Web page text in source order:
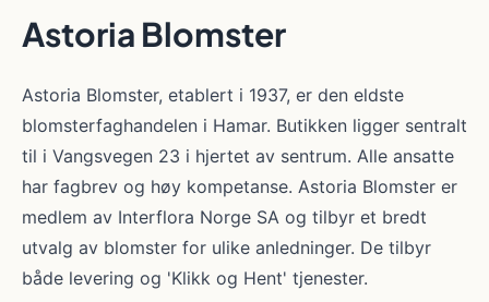
Astoria Blomster
Astoria Blomster, etablert i 1937, er den eldste
blomsterfaghandelen i Hamar. Butikken ligger sentralt
til i Vangsvegen 23 i hjertet av sentrum. Alle ansatte
har fagbrev og høy kompetanse. Astoria Blomster er
medlem av Interflora Norge SA og tilbyr et bredt
utvalg av blomster for ulike anledninger. De tilbyr
både levering og 'Klikk og Hent' tjenester.